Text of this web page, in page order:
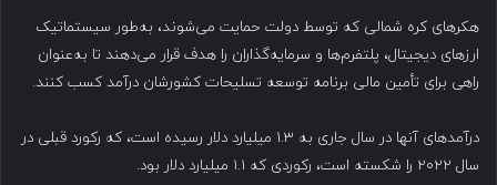
هکرهای کره شمالی که توسط دولت حمایت می‌شوند، به‌طور سیستماتیک
ارزهای دیجیتال، پلتفرم‌ها و سرمایه‌گذاران را هدف قرار می‌دهند تا به‌عنوان
راهی برای تأمین مالی برنامه توسعه تسلیحات کشورشان درآمد کسب کنند.
درآمدهای آنها در سال جاری به ۱.۳ میلیارد دلار رسیده است، که رکورد قبلی در
سال ۲۰۲۲ را شکسته است، رکوردی که ۱.۱ میلیارد دلار بود.